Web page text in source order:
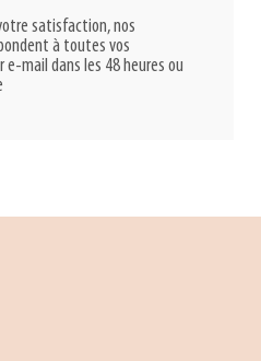
satisfaction, nos
à toutes vos
e-mail dans les 48 heures ou